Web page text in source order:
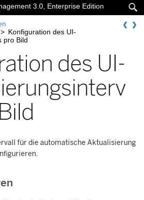

3.0, Enterprise Edition
> Konfiguration des UI-
pro Bild
des UI-
für die automatische Aktualisierung